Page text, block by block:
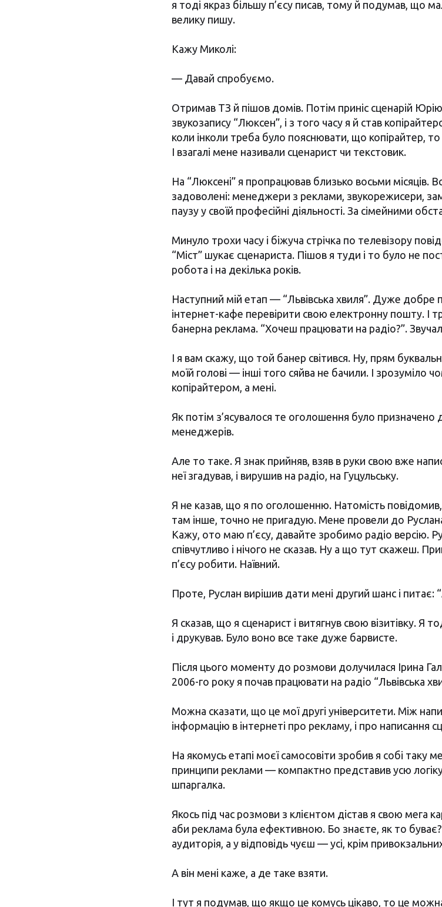
я тоді якраз більшу п’єсу писав, тому й подумав, що
велику пишу.
Кажу Миколі:
— Давай спробуємо.
Отримав ТЗ й пішов домів. Потім приніс сценарій
звукозапису “Люксен”, і з того часу я й став
коли інколи треба було пояснювати, що копірайтер, то
І взагалі мене називали сценарист чи текстовик.
На “Люксені” я пропрацював близько восьми місяців.
задоволені: менеджери з реклами, звукорежисери,
паузу у своїй професійні діяльності. За сімейними
Минуло трохи часу і біжуча стрічка по телевізору
“Міст” шукає сценариста. Пішов я туди і то було не
робота і на декілька років.
Наступний мій етап — “Львівська хвиля”. Дуже добре
інтернет-кафе перевірити свою електронну пошту. І
банерна реклама. “Хочеш працювати на радіо?”.
І я вам скажу, що той банер світився. Ну, прям
моїй голові — інші того сяйва не бачили. І зрозуміло
копірайтером, а мені.
Як потім з’ясувалося те оголошення було призначено
менеджерів.
Але то таке. Я знак прийняв, взяв в руки свою вже
неї згадував, і вирушив на радіо, на Гуцульську.
Я не казав, що я по оголошенню. Натомість
там інше, точно не пригадую. Мене провели до
Кажу, ото маю п’єсу, давайте зробимо радіо версію.
співчутливо і нічого не сказав. Ну а що тут скажеш.
п’єсу робити. Наївний.
Проте, Руслан вирішив дати мені другий шанс і питає:
Я сказав, що я сценарист і витягнув свою візитівку. Я
і друкував. Було воно все таке дуже барвисте.
Після цього моменту до розмови долучилася Ірина
2006-го року я почав працювати на радіо “Львівська
Можна сказати, що це мої другі університети. Між
інформацію в інтернеті про рекламу, і про написання
На якомусь етапі моєї самосовіти зробив я собі таку
принципи реклами — компактно представив усю
шпаргалка.
Якось під час розмови з клієнтом дістав я свою мега
аби реклама була ефективною. Бо знаєте, як то
аудиторія, а у відповідь чуєш — усі, крім
А він мені каже, а де таке взяти.
І тут я подумав, що якщо це комусь цікаво, то це